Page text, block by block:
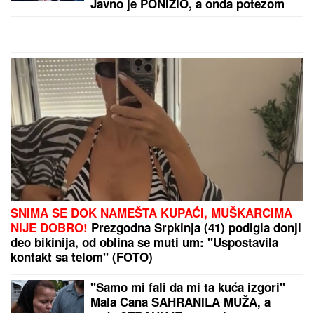
situacije u Deliblatskoj peščari: "SVI
Imao je samo 19 godina kada je TITANIK KRENUO
DA TONE, napisao je OPROŠTAJNO PISMO, ubacio
ga u flašu i bacio u vodu: Nikada ga više nisu videli,
a kada je njegova majka pročitala poruku - SRCE